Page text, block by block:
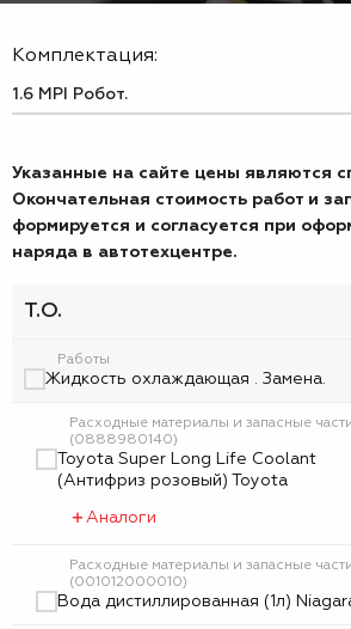
Комплектация:
Указанные на сайте цены являются
Окончательная стоимость работ и
формируется и согласуется при
наряда в автотехцентре.
Т.О.
Работы
Жидкость охлаждающая . Замена.
Расходные материалы и запасные
(0888980140)
Toyota Super Long Life Coolant
(Антифриз розовый) Toyota
Аналоги
Расходные материалы и запасные
(001012000010)
Вода дистиллированная (1л)